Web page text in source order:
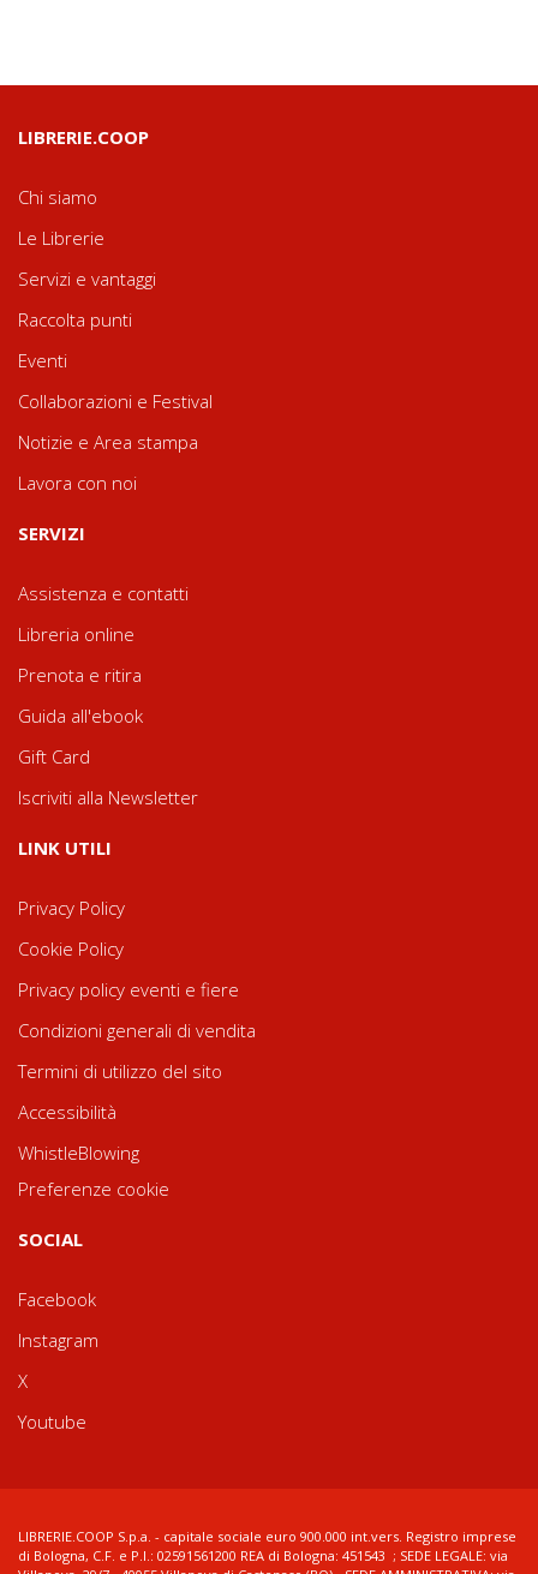
LIBRERIE.COOP
Chi siamo
Le Librerie
Servizi e vantaggi
Raccolta punti
Eventi
Collaborazioni e Festival
Notizie e Area stampa
Lavora con noi
SERVIZI
Assistenza e contatti
Libreria online
Prenota e ritira
Guida all'ebook
Gift Card
Iscriviti alla Newsletter
LINK UTILI
Privacy Policy
Cookie Policy
Privacy policy eventi e fiere
Condizioni generali di vendita
Termini di utilizzo del sito
Accessibilità
WhistleBlowing
Preferenze cookie
SOCIAL
Facebook
Instagram
X
Youtube
LIBRERIE.COOP S.p.a. - capitale sociale euro 900.000 int.vers. Registro imprese
di Bologna, C.F. e P.I.: 02591561200 REA di Bologna: 451543 ; SEDE LEGALE: via